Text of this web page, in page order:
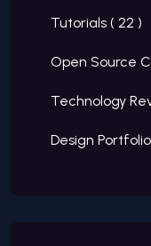
Tutorials ( 22 )
Open Source
Technology
Design